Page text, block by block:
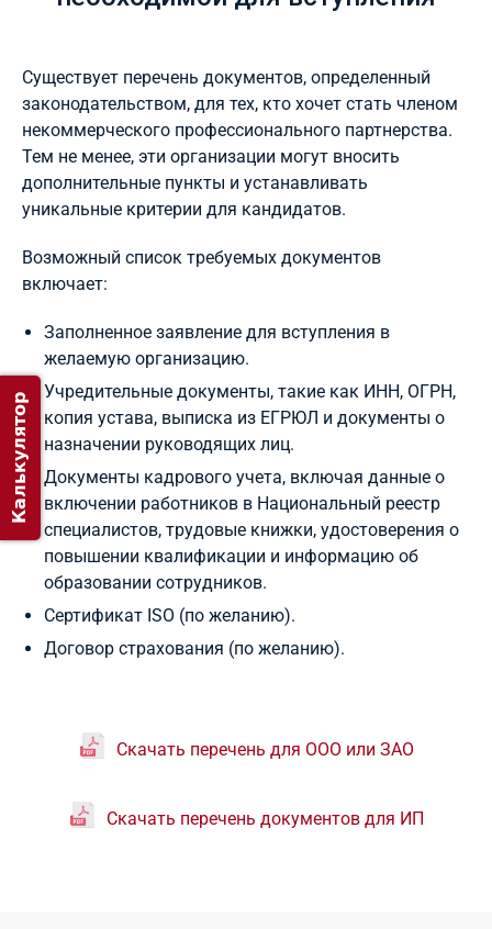
Существует перечень документов, определенный
законодательством, для тех, кто хочет стать членом
некоммерческого профессионального партнерства.
Тем не менее, эти организации могут вносить
дополнительные пункты и устанавливать
уникальные критерии для кандидатов.
Возможный список требуемых документов
включает:
Заполненное заявление для вступления в
желаемую организацию.
Учредительные документы, такие как ИНН, ОГРН,
копия устава, выписка из ЕГРЮЛ и документы о
назначении руководящих лиц.
Документы кадрового учета, включая данные о
включении работников в Национальный реестр
специалистов, трудовые книжки, удостоверения о
повышении квалификации и информацию об
образовании сотрудников.
Сертификат ISO (по желанию).
Договор страхования (по желанию).
Скачать перечень для ООО или ЗАО
Скачать перечень документов для ИП
Калькулятор